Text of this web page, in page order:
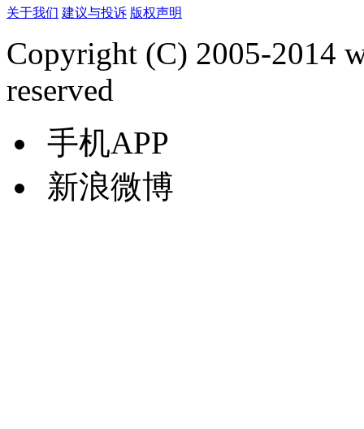
关于我们 建议与投诉 版权声明
Copyright (C) 2005-2014
reserved
手机APP
新浪微博